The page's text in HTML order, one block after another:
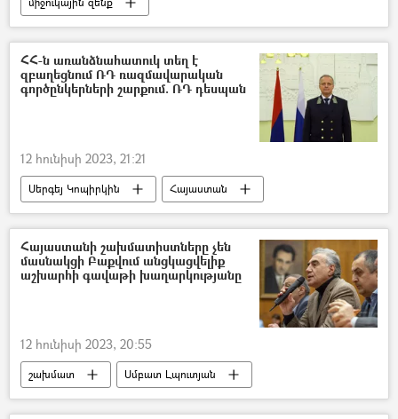
Միջուկային պայմանագիր
ԱՄՆ
Եվրոպա
ՀՀ-ն առանձնահատուկ տեղ է
զբաղեցնում ՌԴ ռազմավարական
գործընկերների շարքում. ՌԴ դեսպան
12 հունիսի 2023, 21:21
Սերգեյ Կոպիրկին
Հայաստան
Ռուսաստան
Հայաստան-Ռուսաստան համագործակցություն
Հայաստանի շախմատիստները չեն
մասնակցի Բաքվում անցկացվելիք
աշխարհի գավաթի խաղարկությանը
12 հունիսի 2023, 20:55
շախմատ
Սմբատ Լպուտյան
Հայաստան
Ադրբեջան